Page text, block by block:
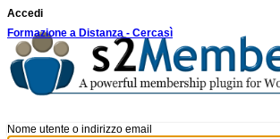
Accedi
Formazione a Distanza - Cercasì
Nome utente o indirizzo email